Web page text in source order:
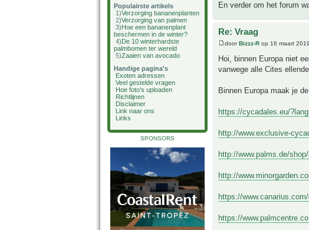
Populairste artikels
1)Verzorging bananenplanten
2)Verzorging van palmen
3)Hoe een bananenplant
beschermen in de winter?
4)De 10 winterhardste
palmbomen ter wereld
5)Zaaien van avocado
Handige pagina's
Exoten adressen
Veel gestelde vragen
Hoe foto's uploaden
Richtlijnen
Disclaimer
Link naar ons
Links
SPONSORS
En verder om het forum
Re: Vraag
doorBizzz-R op 16 maart
Hoi, binnen Europa niet
vanwege alle Cites
Binnen Europa maak je
https://cycadales.eu/
http://www.exclusive-
http://www.palms.de/
http://
https://
https://